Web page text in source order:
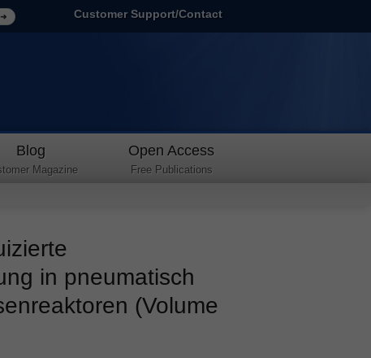
Customer Support/Contact
Blog
Magazine
Open Access
Free Publications
in pneumatisch
(Volume